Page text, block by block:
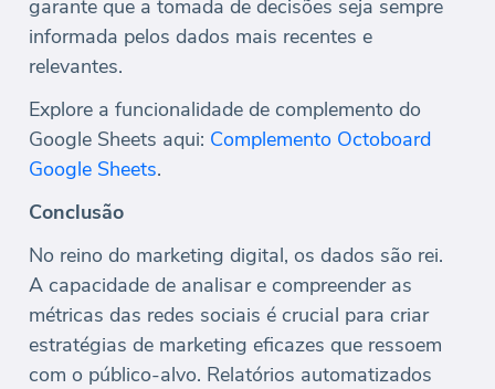
garante que a tomada de decisões seja sempre
informada pelos dados mais recentes e
relevantes.
Explore a funcionalidade de complemento do
Google Sheets aqui: Complemento Octoboard
Google Sheets.
Conclusão
No reino do marketing digital, os dados são rei.
A capacidade de analisar e compreender as
métricas das redes sociais é crucial para criar
estratégias de marketing eficazes que ressoem
com o público-alvo. Relatórios automatizados